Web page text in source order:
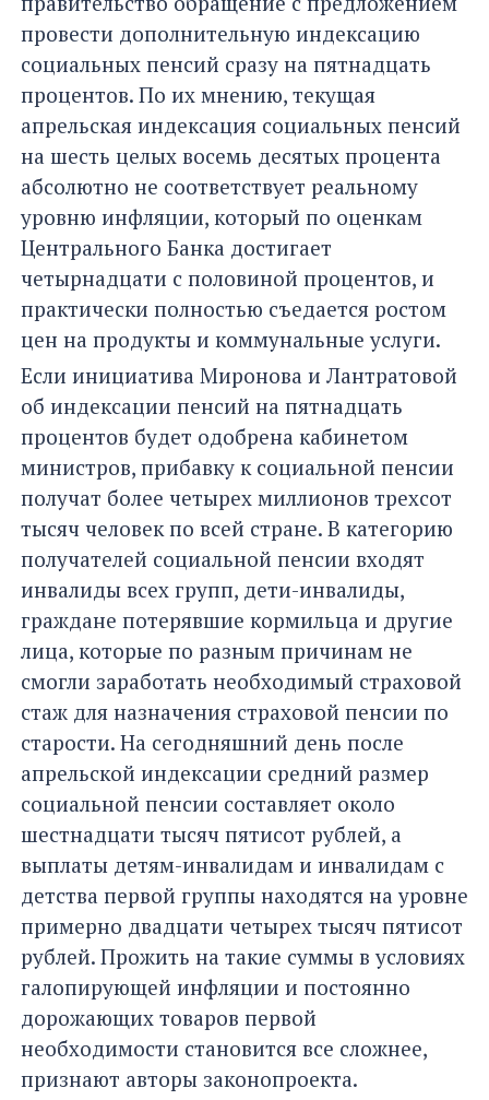
провести дополнительную индексацию
социальных пенсий сразу на пятнадцать
процентов. По их мнению, текущая
апрельская индексация социальных пенсий
на шесть целых восемь десятых процента
абсолютно не соответствует реальному
уровню инфляции, который по оценкам
Центрального Банка достигает
четырнадцати с половиной процентов, и
практически полностью съедается ростом
цен на продукты и коммунальные услуги.
Если инициатива Миронова и Лантратовой
об индексации пенсий на пятнадцать
процентов будет одобрена кабинетом
министров, прибавку к социальной пенсии
получат более четырех миллионов трехсот
тысяч человек по всей стране. В категорию
получателей социальной пенсии входят
инвалиды всех групп, дети-инвалиды,
граждане потерявшие кормильца и другие
лица, которые по разным причинам не
смогли заработать необходимый страховой
стаж для назначения страховой пенсии по
старости. На сегодняшний день после
апрельской индексации средний размер
социальной пенсии составляет около
шестнадцати тысяч пятисот рублей, а
выплаты детям-инвалидам и инвалидам с
детства первой группы находятся на уровне
примерно двадцати четырех тысяч пятисот
рублей. Прожить на такие суммы в условиях
галопирующей инфляции и постоянно
дорожающих товаров первой
необходимости становится все сложнее,
признают авторы законопроекта.